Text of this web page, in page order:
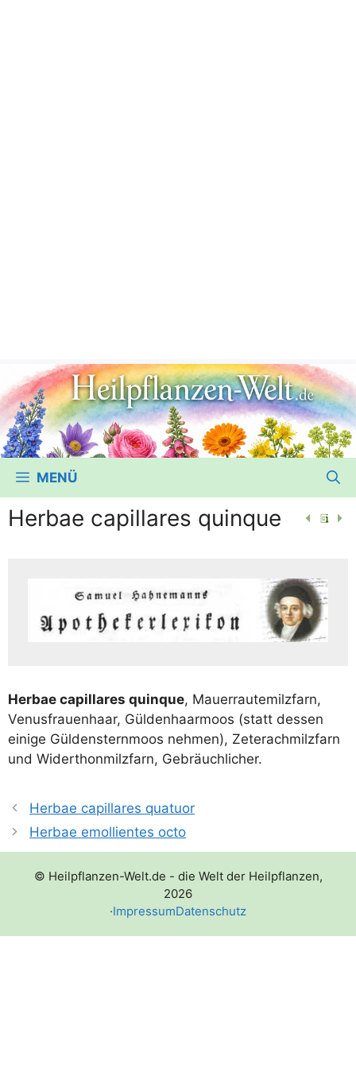
MENÜ
Herbae capillares quinque
Her­bae capil­la­res quin­que, Mau­er­rau­te­milz­farn,
Venus­frau­en­haar, Gül­den­haar­moos (statt des­sen
eini­ge Gül­den­s­tern­moos neh­men), Zeter­ach­milz­farn
und Widert­hon­milz­farn, Gebräuchlicher.
Herbae capillares quatuor
Herbae emollientes octo
© Heilpflanzen-Welt.de - die Welt der Heilpflanzen,
2026
·ImpressumDatenschutz